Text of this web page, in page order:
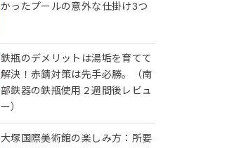
かったプールの意外な仕掛け3つ
鉄瓶のデメリットは湯垢を育てて
解決！赤錆対策は先手必勝。（南
部鉄器の鉄瓶使用２週間後レビュ
ー）
大塚国際美術館の楽しみ方：所要